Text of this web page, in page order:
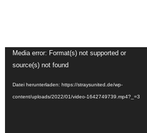
Video-
Player
Media error: Format(s) not supported or
source(s) not found
Datei herunterladen: https://straysunited.de/wp-
content/uploads/2022/01/video-1642749739.mp4?_=3